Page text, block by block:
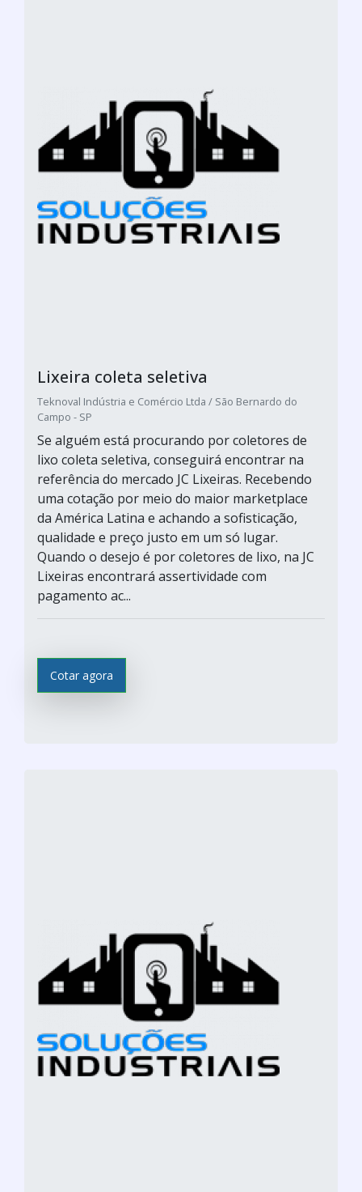
Lixeira coleta seletiva
Teknoval Indústria e Comércio Ltda / São Bernardo do
Campo - SP
Se alguém está procurando por coletores de
lixo coleta seletiva, conseguirá encontrar na
referência do mercado JC Lixeiras. Recebendo
uma cotação por meio do maior marketplace
da América Latina e achando a sofisticação,
qualidade e preço justo em um só lugar.
Quando o desejo é por coletores de lixo, na JC
Lixeiras encontrará assertividade com
pagamento ac...
Cotar agora